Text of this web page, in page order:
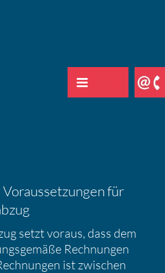
für
setzt voraus, dass dem
Rechnungen
ist zwischen